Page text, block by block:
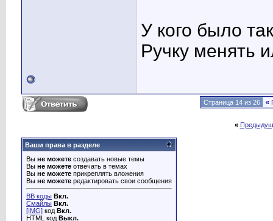
У кого было
Ручку менять
Страница 14 из 26 «
«
Ваши права в разделе
Вы не можете создавать новые темы
Вы не можете отвечать в темах
Вы не можете прикреплять вложения
Вы не можете редактировать свои сообщения
BB коды Вкл.
Смайлы Вкл.
[IMG] код Вкл.
HTML код Выкл.